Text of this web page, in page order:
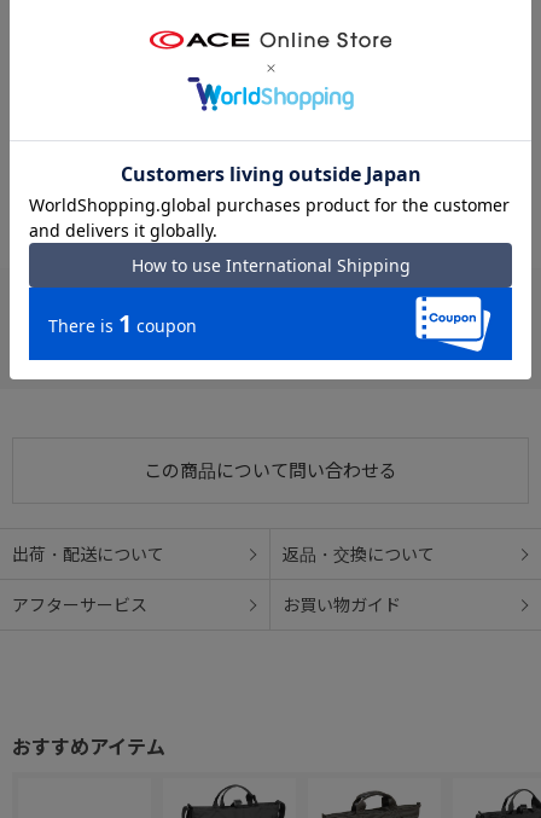
ケット付き（参考収納寸法：W17×H24.5×D1cm） 【容量】6L。
UNTRACK/ CITY/DS
シックなデザインに軽いポリエステルボンディング素材を採用し、
キャンプなどのアウトドアにもCITYにも溶け込むシーンレスなバッ
グシリーズです。
この商品について問い合わせる
出荷・配送について 返品・交換について
アフターサービス お買い物ガイド
#トートバッグ サイドポケット #軽い トートバッグ
#ショルダーバッグ サイドポケット #2WAY 手持ち
#アウトドア ショルダーバッグ #ショルダーバッグ 手持ち
#ショルダーバッグ シーンレス